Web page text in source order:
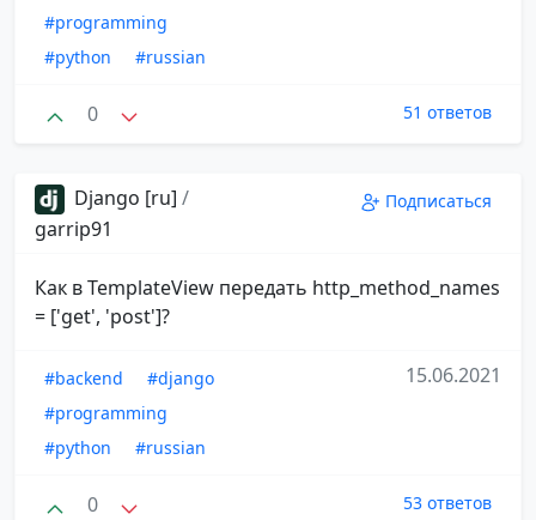
#programming
#python
#russian
0 51 ответов
Django [ru] /
garrip91
Подписаться
Как в TemplateView передать http_method_names
= ['get', 'post']?
#backend
#django
#programming
#python
#russian
15.06.2021
0 53 ответов